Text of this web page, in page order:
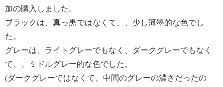
加の購入しました。
ブラックは、真っ黒ではなくて、、少し薄墨的な色でし
た。
グレーは、ライトグレーでもなく、ダークグレーでもなく
て、、ミドルグレー的な色でした。
(ダークグレーではなくて、中間のグレーの濃さだったの